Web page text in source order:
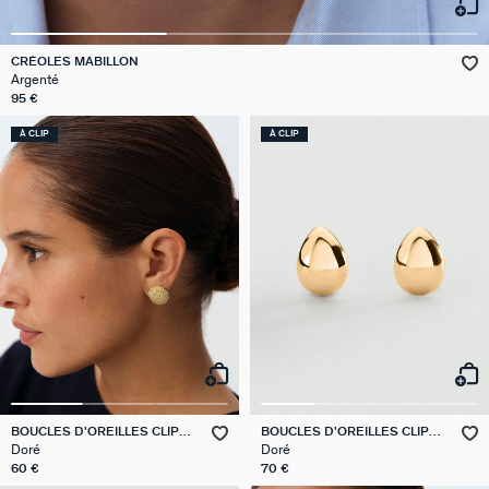
GÉNÉRATION AGATHA
SUR LA PEAU
CRÉOLES MABILLON
Argenté
95 €
À CLIP
BOUCLES D'OREILLES CLIPS
TUILERIE
Doré
60 €
À CLIP
BOUCLES D'OREILLES CLIPS
DANAE
Doré
70 €